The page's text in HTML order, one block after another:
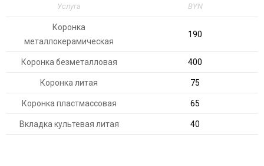
Услуга BYN
Коронка
металлокерамическая
190
Коронка безметалловая 400
Коронка литая 75
Коронка пластмассовая 65
Вкладка культевая литая 40